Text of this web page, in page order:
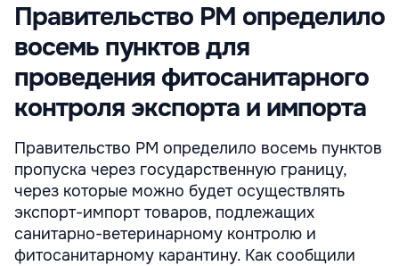
Правительство РМ определило
восемь пунктов для
проведения фитосанитарного
контроля экспорта и импорта
Правительство РМ определило восемь пунктов
пропуска через государственную границу,
через которые можно будет осуществлять
экспорт-импорт товаров, подлежащих
санитарно-ветеринарному контролю и
фитосанитарному карантину. Как сообщили